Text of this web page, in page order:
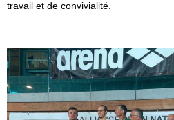
travail et de convivialité.